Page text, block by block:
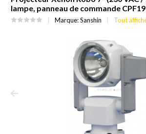
lampe, panneau de commande
Marque:Sanshin Tout